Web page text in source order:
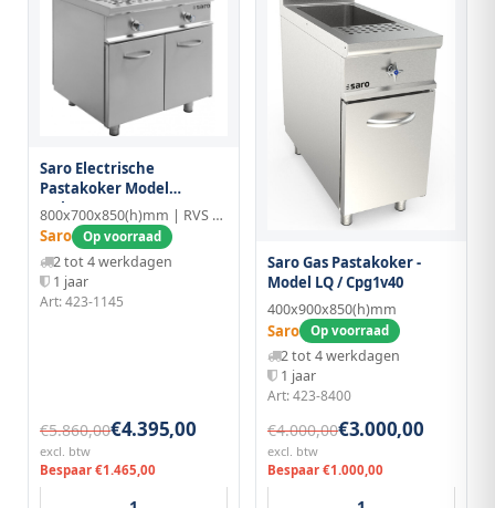
Saro Electrische
Pastakoker Model
E7/kpe2v80
800x700x850(h)mm | RVS | 40°~100°C
Saro Op voorraad
2 tot 4 werkdagen
1 jaar
Art: 423-1145
€5.860,00€4.395,00
excl. btw
Bespaar €1.465,00
Saro Gas Pastakoker -
Model LQ / Cpg1v40
400x900x850(h)mm
Saro Op voorraad
2 tot 4 werkdagen
1 jaar
Art: 423-8400
€4.000,00€3.000,00
excl. btw
Bespaar €1.000,00